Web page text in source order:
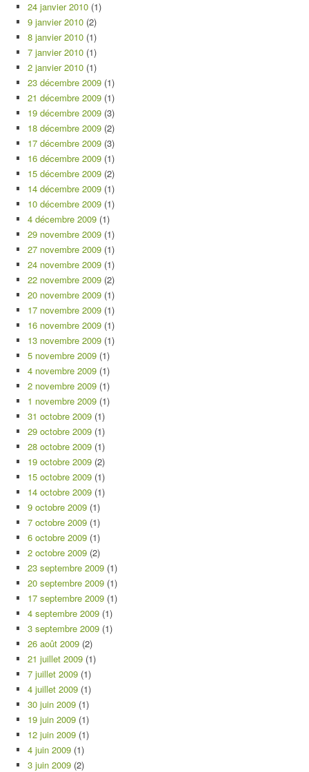
24 janvier 2010 (1)
9 janvier 2010 (2)
8 janvier 2010 (1)
7 janvier 2010 (1)
2 janvier 2010 (1)
23 décembre 2009 (1)
21 décembre 2009 (1)
19 décembre 2009 (3)
18 décembre 2009 (2)
17 décembre 2009 (3)
16 décembre 2009 (1)
15 décembre 2009 (2)
14 décembre 2009 (1)
10 décembre 2009 (1)
4 décembre 2009 (1)
29 novembre 2009 (1)
27 novembre 2009 (1)
24 novembre 2009 (1)
22 novembre 2009 (2)
20 novembre 2009 (1)
17 novembre 2009 (1)
16 novembre 2009 (1)
13 novembre 2009 (1)
5 novembre 2009 (1)
4 novembre 2009 (1)
2 novembre 2009 (1)
1 novembre 2009 (1)
31 octobre 2009 (1)
29 octobre 2009 (1)
28 octobre 2009 (1)
19 octobre 2009 (2)
15 octobre 2009 (1)
14 octobre 2009 (1)
9 octobre 2009 (1)
7 octobre 2009 (1)
6 octobre 2009 (1)
2 octobre 2009 (2)
23 septembre 2009 (1)
20 septembre 2009 (1)
17 septembre 2009 (1)
4 septembre 2009 (1)
3 septembre 2009 (1)
26 août 2009 (2)
21 juillet 2009 (1)
7 juillet 2009 (1)
4 juillet 2009 (1)
30 juin 2009 (1)
19 juin 2009 (1)
12 juin 2009 (1)
4 juin 2009 (1)
3 juin 2009 (2)